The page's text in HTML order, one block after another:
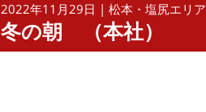
2022年11月29日 | 松本・塩尻エリア
冬の朝 （本社）